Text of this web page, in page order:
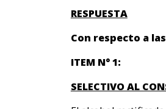
RESPUESTA
Con respecto a
ITEM N° 1:
SELECTIVO AL